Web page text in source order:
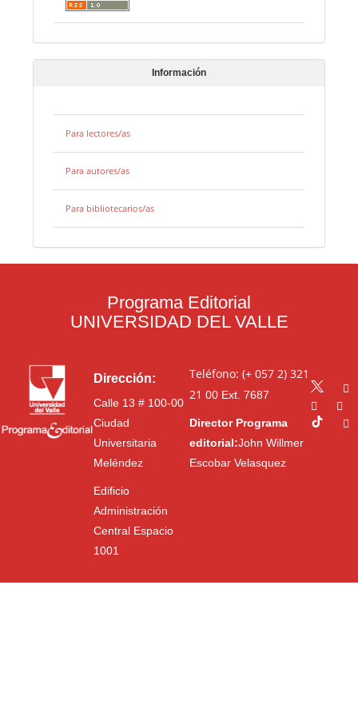
Información
Para lectores/as
Para autores/as
Para bibliotecarios/as
Programa Editorial
UNIVERSIDAD DEL VALLE
Dirección:
Calle 13 # 100-00
Ciudad
Universitaria
Meléndez
Edificio
Administración
Central Espacio
1001
Teléfono: (+ 057 2) 321
21 00Ext. 7687
Director Programa
editorial:John Willmer
Escobar Velasquez